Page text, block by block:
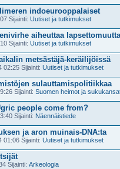
indoeurooppalaiset
Sijainti: Uutiset ja tutkimukset
aiheuttaa lapsettomuutta
Sijainti: Uutiset ja tutkimukset
metsästäjä-keräilijöissä
02:25 Sijainti: Uutiset ja tutkimukset
sulauttamispolitiikkaa
Sijainti: Suomen heimot ja
people come from?
Sijainti: Näennäistiede
ja aron muinais-DNA:ta
01:06 Sijainti: Uutiset ja tutkimukset
Sijainti: Arkeologia